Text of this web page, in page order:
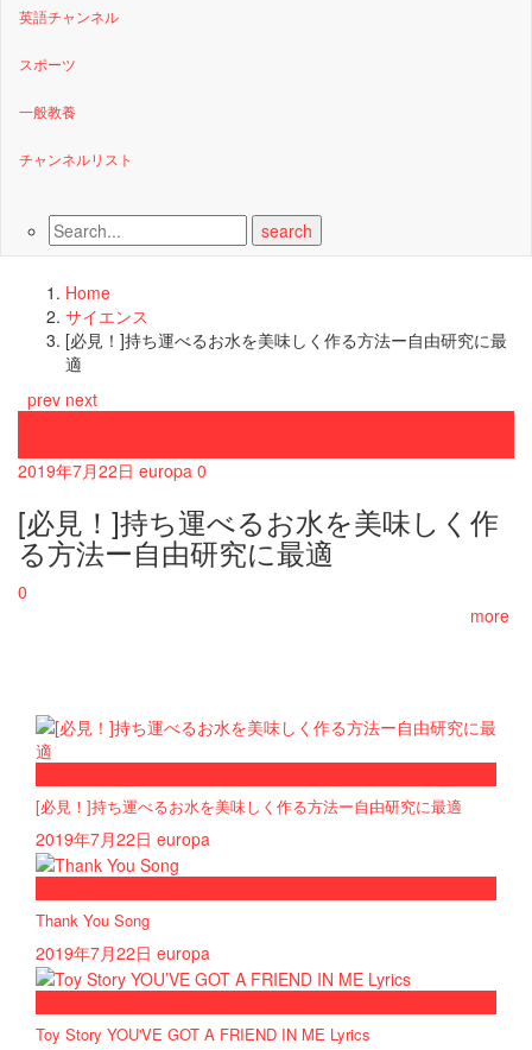
英語チャンネル
スポーツ
一般教養
チャンネルリスト
Home
サイエンス
[必見！]持ち運べるお水を美味しく作る方法ー自由研究に最
適
prev next
2019年7月22日 europa 0
[必見！]持ち運べるお水を美味しく作
る方法ー自由研究に最適
0
more
[必見！]持ち運べるお水を美味しく作る方法ー自由研究に最適
2019年7月22日 europa
Thank You Song
2019年7月22日 europa
Toy Story YOU'VE GOT A FRIEND IN ME Lyrics